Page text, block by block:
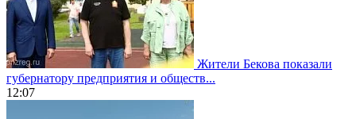
Жители Бекова показали
губернатору предприятия и обществ...
12:07